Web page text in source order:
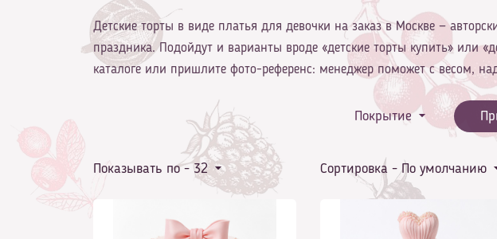
Детские торты в виде платья для девочки на заказ в Москве —
праздника. Подойдут и варианты вроде «детские торты купить» или
каталоге или пришлите фото-референс: менеджер поможет с весом,
Покрытие
Показывать по - 32 Сортировка -По умолчанию